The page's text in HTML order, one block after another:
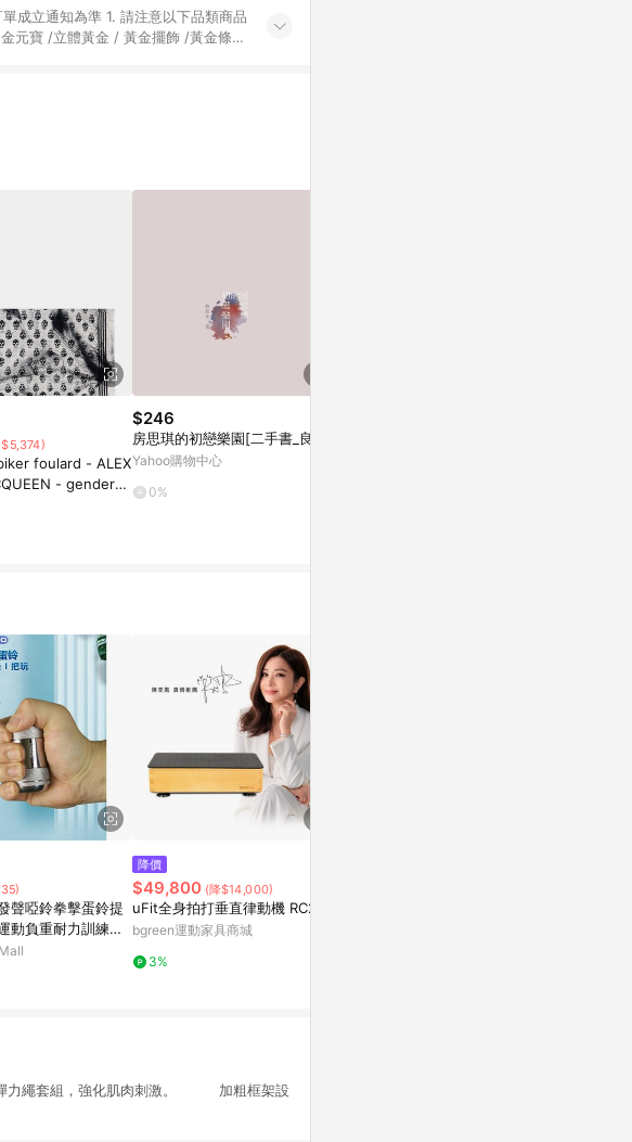
注意以下品類商品
元寶 /立體黃金 / 黃金擺飾 /黃金條
店名稱者(指定活動店家除外) 3. 訂
$5,374)
foulard - ALEX
- gender_
$246
房思琪的初戀樂園[二手書_良好]
Yahoo購物中心
0%
聲啞鈴拳擊蛋鈴提
動負重耐力訓練便
降價
$49,800 (降$14,000)
uFit全身拍打垂直律動機 RC2
bgreen運動家具商城
3%
繩套組，強化肌肉刺激。 加粗框架設